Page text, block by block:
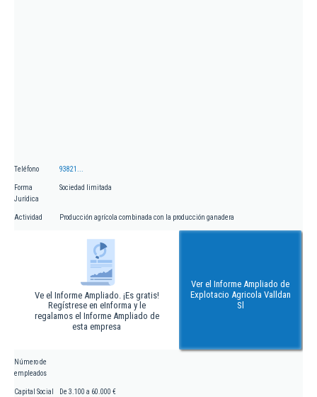
Teléfono 93821...
Forma
Jurídica
Sociedad limitada
Actividad Producción agrícola combinada con la producción ganadera
Ve el Informe Ampliado. ¡Es gratis!
Regístrese en eInforma y le
regalamos el Informe Ampliado de
esta empresa
Ver el Informe Ampliado de
Explotacio Agricola Valldan
Sl
Número de
empleados
Capital Social De 3.100 a 60.000 €